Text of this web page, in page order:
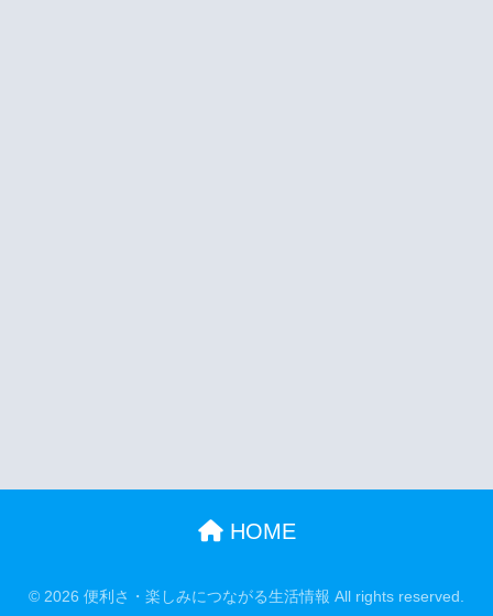
HOME
© 2026 便利さ・楽しみにつながる生活情報 All rights reserved.